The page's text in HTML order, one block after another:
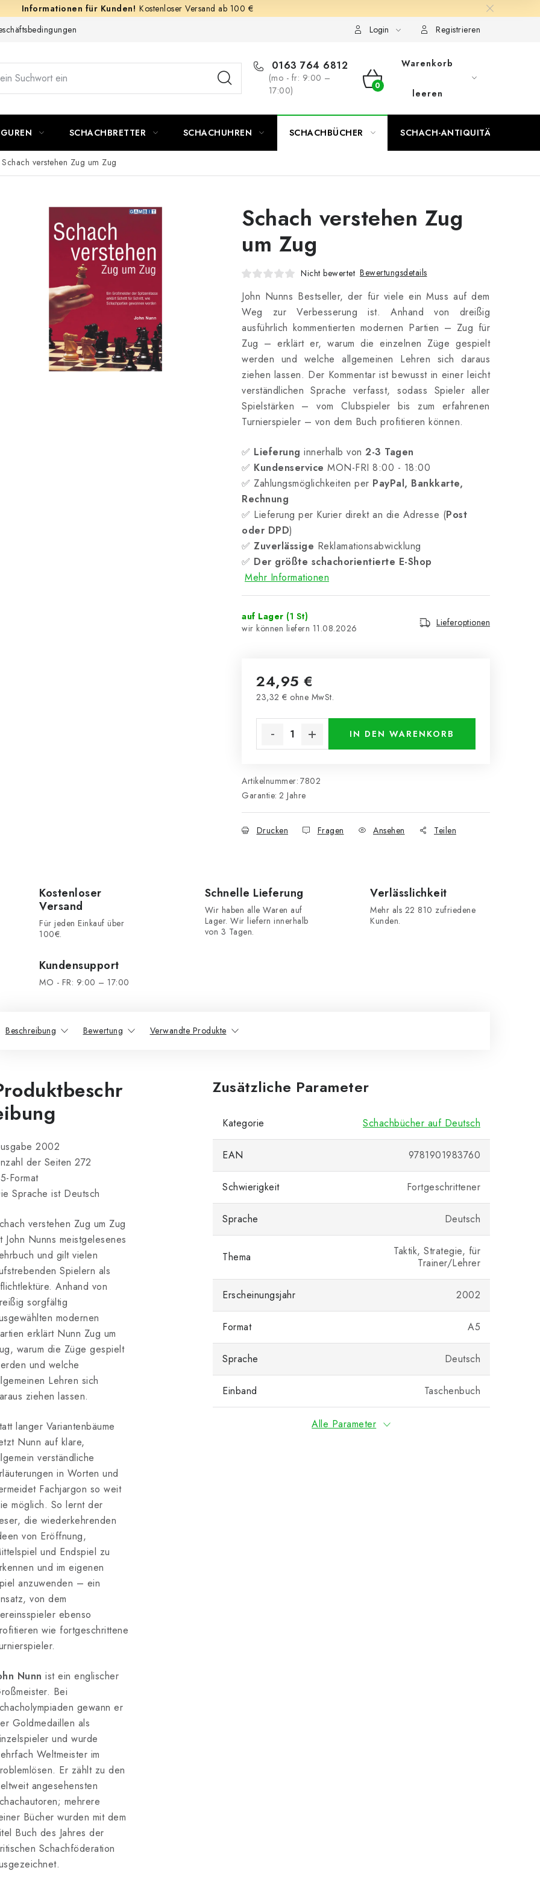
Kostenloser Versand ab 100 €
Login Registrieren
0163 764 6812
(mo - fr: 9:00 –
17:00)
WARENKORB
Warenkorb
leeren
SCHACHBRETTER SCHACHUHREN SCHACHBÜCHER SCHACH-ANTIQUITÄTENLADEN
Schach verstehen Zug um Zug
Schach verstehen Zug
um Zug
Nicht bewertet Bewertungsdetails
John Nunns Bestseller, der für viele ein Muss auf dem
Weg zur Verbesserung ist. Anhand von dreißig
ausführlich kommentierten modernen Partien – Zug für
Zug – erklärt er, warum die einzelnen Züge gespielt
werden und welche allgemeinen Lehren sich daraus
ziehen lassen. Der Kommentar ist bewusst in einer leicht
verständlichen Sprache verfasst, sodass Spieler aller
Spielstärken – vom Clubspieler bis zum erfahrenen
Turnierspieler – von dem Buch profitieren können.
✅ Lieferung innerhalb von 2-3 Tagen
✅ Kundenservice MON-FRI 8:00 - 18:00
✅ Zahlungsmöglichkeiten per PayPal, Bankkarte,
Rechnung
✅ Lieferung per Kurier direkt an die Adresse (Post
oder DPD)
✅ Zuverlässige Reklamationsabwicklung
✅ Der größte schachorientierte E-Shop
Mehr Informationen
auf Lager (1 St)
11.08.2026
Lieferoptionen
24,95 €
23,32 € ohne MwSt.
IN DEN WARENKORB
Artikelnummer: 7802
Garantie: 2 Jahre
Drucken Fragen Ansehen Teilen
Kostenloser
Versand
Für jeden Einkauf über
100€.
Schnelle Lieferung
Wir haben alle Waren auf
Lager. Wir liefern innerhalb
von 3 Tagen.
Verlässlichkeit
Mehr als 22 810 zufriedene
Kunden.
Kundensupport
MO - FR: 9:00 – 17:00
Beschreibung Bewertung Verwandte Produkte
2002
der Seiten 272
Format
Sprache ist Deutsch
verstehen Zug um Zug
John Nunns meistgelesenes
und gilt vielen
Spielern als
Anhand von
sorgfältig
modernen
erklärt Nunn Zug um
warum die Züge gespielt
und welche
Lehren sich
ziehen lassen.
langer Variantenbäume
Nunn auf klare,
verständliche
in Worten und
Fachjargon so weit
möglich. So lernt der
die wiederkehrenden
von Eröffnung,
und Endspiel zu
und im eigenen
anzuwenden – ein
von dem
ebenso
wie fortgeschrittene
Nunn ist ein englischer
Bei
gewann er
Goldmedaillen als
und wurde
Weltmeister im
Er zählt zu den
angesehensten
mehrere
Bücher wurden mit dem
Buch des Jahres der
Schachföderation
Zusätzliche Parameter
Kategorie Schachbücher auf Deutsch
EAN 9781901983760
Schwierigkeit Fortgeschrittener
Sprache Deutsch
Thema
Taktik, Strategie, für
Trainer/Lehrer
Erscheinungsjahr 2002
Format A5
Sprache Deutsch
Einband Taschenbuch
Alle Parameter